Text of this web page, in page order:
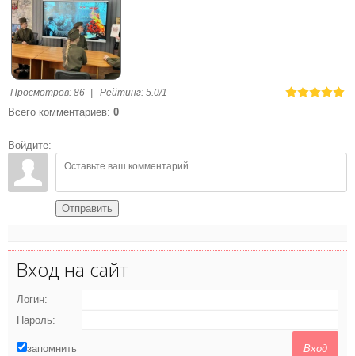
Просмотров: 86 Рейтинг: 5.0/1
Всего комментариев: 0
Войдите:
Отправить
Вход на сайт
Логин:
Пароль:
запомнить